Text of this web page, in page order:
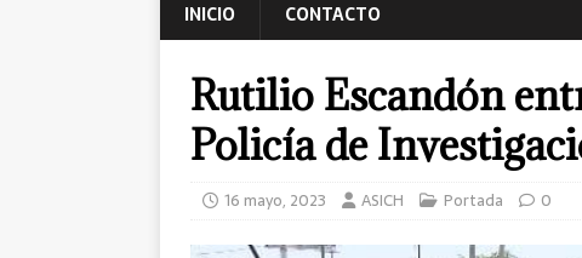
INICIO CONTACTO
Rutilio Escandón
Policía de
16 mayo, 2023 ASICH Portada 0